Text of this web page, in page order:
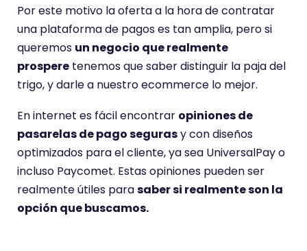
Por este motivo la oferta a la hora de contratar
una plataforma de pagos es tan amplia, pero si
queremos un negocio que realmente
prospere tenemos que saber distinguir la paja del
trigo, y darle a nuestro ecommerce lo mejor.
En internet es fácil encontrar opiniones de
pasarelas de pago segurasy con diseños
optimizados para el cliente, ya sea UniversalPay o
incluso Paycomet. Estas opiniones pueden ser
realmente útiles parasaber si realmente son la
opción que buscamos.